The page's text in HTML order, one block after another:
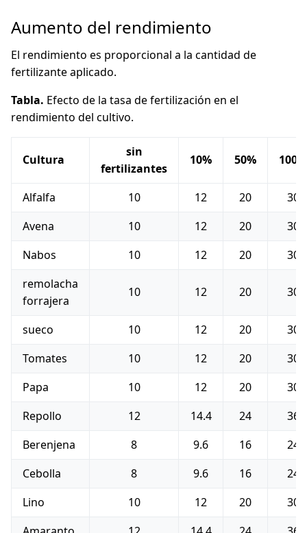
Aumento del rendimiento
El rendimiento es proporcional a la cantidad de
fertilizante aplicado.
Tabla. Efecto de la tasa de fertilización en el
rendimiento del cultivo.
Cultura
sin
fertilizantes
10% 50% 100%
Alfalfa 10 12 20
30
Avena
10 12 20
30
Nabos
10 12 20
30
remolacha
forrajera
10 12 20 30
sueco 10 12 20
30
Tomates
10 12 20
30
Papa
10 12 20
30
Repollo
12 14.4 24
36
Berenjena
8 9.6 16
24
Cebolla
8 9.6 16
24
Lino
10 12 20
30